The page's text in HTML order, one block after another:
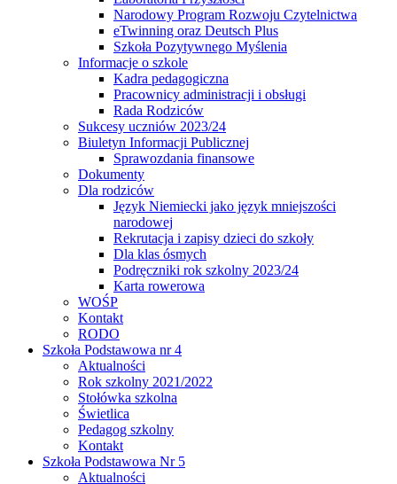
Narodowy Program Rozwoju Czytelnictwa
eTwinning oraz Deutsch Plus
Szkoła Pozytywnego Myślenia
Informacje o szkole
Kadra pedagogiczna
Pracownicy administracji i obsługi
Rada Rodziców
Sukcesy uczniów 2023/24
Biuletyn Informacji Publicznej
Sprawozdania finansowe
Dokumenty
Dla rodziców
Język Niemiecki jako język mniejszości
narodowej
Rekrutacja i zapisy dzieci do szkoły
Dla klas ósmych
Podręczniki rok szkolny 2023/24
Karta rowerowa
WOŚP
Kontakt
RODO
Szkoła Podstawowa nr 4
Aktualności
Rok szkolny 2021/2022
Stołówka szkolna
Świetlica
Pedagog szkolny
Kontakt
Szkoła Podstawowa Nr 5
Aktualności